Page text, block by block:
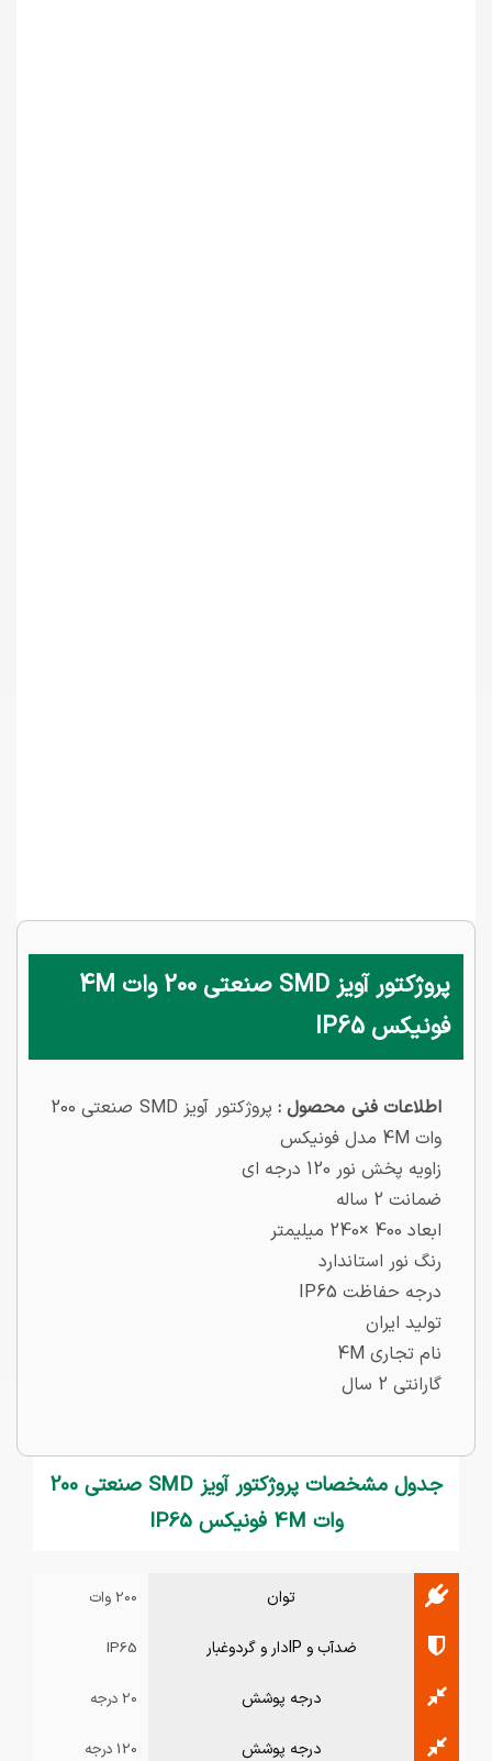
پروژکتور آویز SMD صنعتی 200 وات 4M
فونیکس IP65
اطلاعات فنی محصول :
پروژکتور آویز SMD صنعتی 200
وات 4M مدل فونیکس
زاویه پخش نور 120 درجه ای
ضمانت 2 ساله
ابعاد 400 ×240 میلیمتر
رنگ نور استاندارد
درجه حفاظت IP65
تولید ایران
نام تجاری 4M
گارانتی 2 سال
جدول مشخصات پروژکتور آویز SMD صنعتی 200
وات 4M فونیکس IP65
توان 200 وات
ضدآب و IPدار و گردوغبار IP65
درجه پوشش 20 درجه
درجه پوشش 120 درجه